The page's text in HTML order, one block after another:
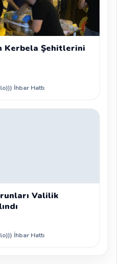
Kerbela Şehitlerini
İhbar Hattı
Valilik
İhbar Hattı